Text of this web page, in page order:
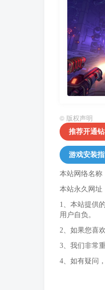
© 版权声明
推荐开通
游戏安装
本站网络名称
本站永久网址
1、本站提供
用户自负。
2、如果您喜
3、我们非常
4、如有疑问